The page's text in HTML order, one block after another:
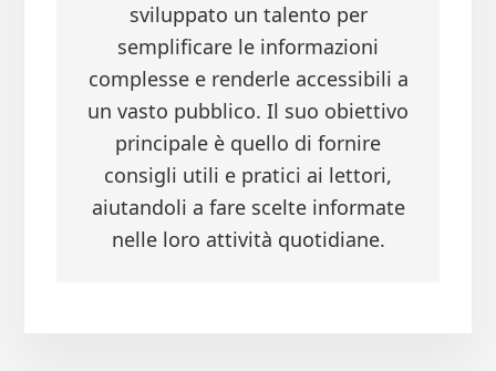
sviluppato un talento per
semplificare le informazioni
complesse e renderle accessibili a
un vasto pubblico. Il suo obiettivo
principale è quello di fornire
consigli utili e pratici ai lettori,
aiutandoli a fare scelte informate
nelle loro attività quotidiane.